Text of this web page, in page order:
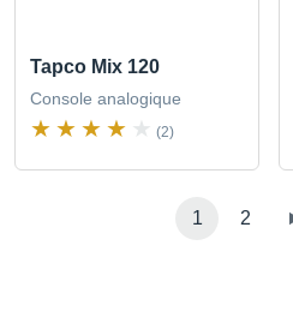
Tapco Mix 120
Console analogique
(2)
1 2